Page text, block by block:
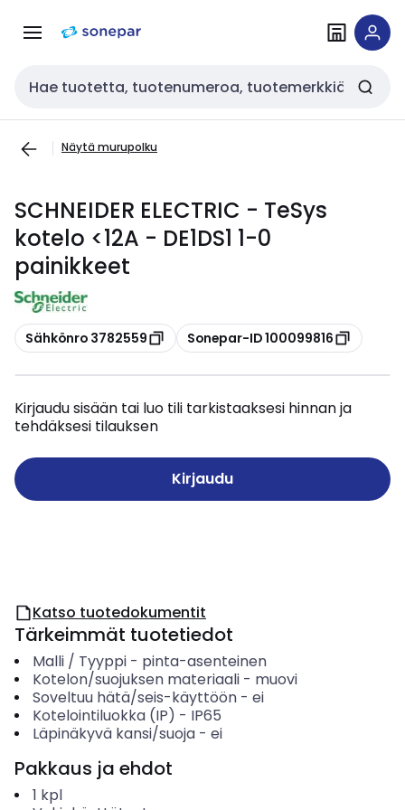
navigointiinsisältöön
Haku
Näytä murupolku
SCHNEIDER ELECTRIC - TeSys
kotelo <12A - DE1DS1 1-0
painikkeet
Kopioi
Sähkönro 3782559 Kopioi
Sonepar-ID 100099816
Kirjaudu sisään tai luo tili tarkistaaksesi hinnan ja
tehdäksesi tilauksen
Kirjaudu
Katso tuotedokumentit
Tärkeimmät tuotetiedot
Malli / Tyyppi- pinta-asenteinen
Kotelon/suojuksen materiaali- muovi
Soveltuu hätä/seis-käyttöön- ei
Kotelointiluokka (IP) - IP65
Läpinäkyvä kansi/suoja- ei
Pakkaus ja ehdot
1 kpl